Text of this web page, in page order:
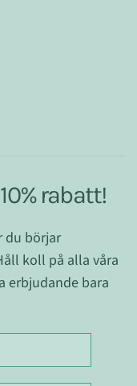
rabatt!
du börjar
koll på alla våra
erbjudande bara